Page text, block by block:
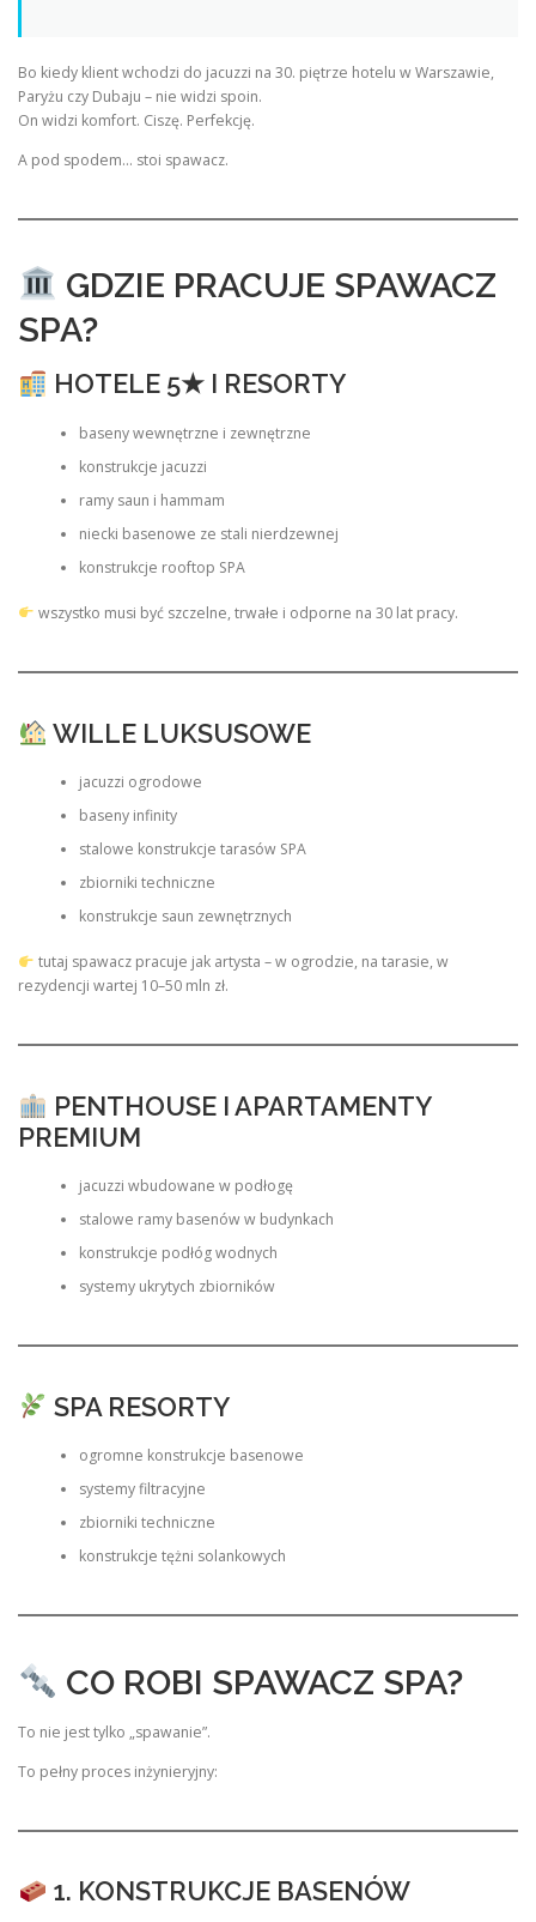
Bo kiedy klient wchodzi do jacuzzi na 30. piętrze hotelu w Warszawie,
Paryżu czy Dubaju – nie widzi spoin.
On widzi komfort. Ciszę. Perfekcję.
A pod spodem… stoi spawacz.
GDZIE PRACUJE SPAWACZ
SPA?
HOTELE 5★ I RESORTY
baseny wewnętrzne i zewnętrzne
konstrukcje jacuzzi
ramy saun i hammam
niecki basenowe ze stali nierdzewnej
konstrukcje rooftop SPA
wszystko musi być szczelne, trwałe i odporne na 30 lat pracy.
WILLE LUKSUSOWE
jacuzzi ogrodowe
baseny infinity
stalowe konstrukcje tarasów SPA
zbiorniki techniczne
konstrukcje saun zewnętrznych
tutaj spawacz pracuje jak artysta – w ogrodzie, na tarasie, w
rezydencji wartej 10–50 mln zł.
PENTHOUSE I APARTAMENTY
PREMIUM
jacuzzi wbudowane w podłogę
stalowe ramy basenów w budynkach
konstrukcje podłóg wodnych
systemy ukrytych zbiorników
SPA RESORTY
ogromne konstrukcje basenowe
systemy filtracyjne
zbiorniki techniczne
konstrukcje tężni solankowych
CO ROBI SPAWACZ SPA?
To nie jest tylko „spawanie”.
To pełny proces inżynieryjny:
1. KONSTRUKCJE BASENÓW